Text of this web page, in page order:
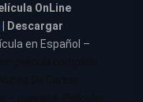
OnLine
Descargar
en Español –